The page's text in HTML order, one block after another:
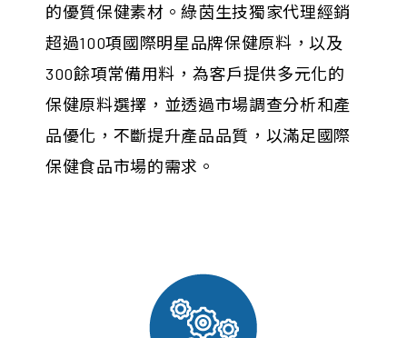
的優質保健素材。綠茵生技獨家代理經銷
超過100項國際明星品牌保健原料，以及
300餘項常備用料，為客戶提供多元化的
保健原料選擇，並透過市場調查分析和產
品優化，不斷提升產品品質，以滿足國際
保健食品市場的需求。